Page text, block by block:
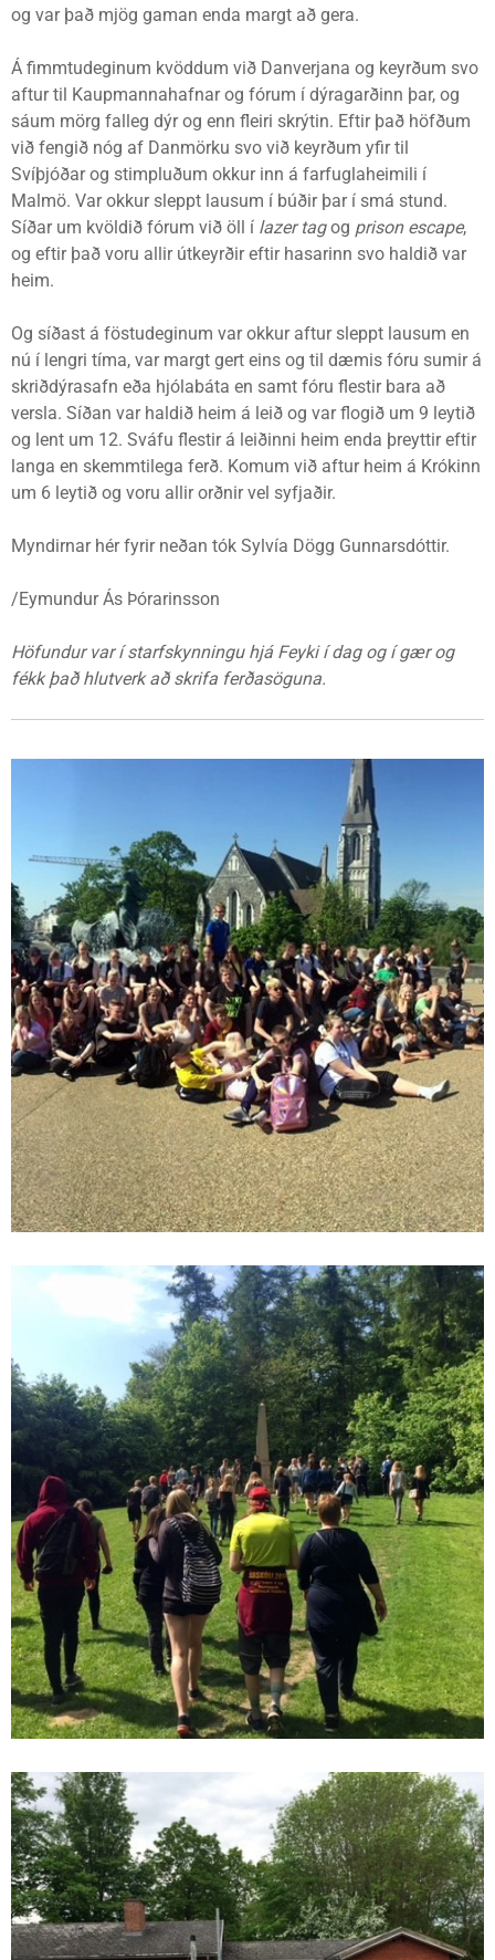
og var það mjög gaman enda margt að gera.
Á fimmtudeginum kvöddum við Danverjana og keyrðum svo
aftur til Kaupmannahafnar og fórum í dýragarðinn þar, og
sáum mörg falleg dýr og enn fleiri skrýtin. Eftir það höfðum
við fengið nóg af Danmörku svo við keyrðum yfir til
Svíþjóðar og stimpluðum okkur inn á farfuglaheimili í
Malmö. Var okkur sleppt lausum í búðir þar í smá stund.
Síðar um kvöldið fórum við öll í lazer tagog prison escape,
og eftir það voru allir útkeyrðir eftir hasarinn svo haldið var
heim.
Og síðast á föstudeginum var okkur aftur sleppt lausum en
nú í lengri tíma, var margt gert eins og til dæmis fóru sumir á
skriðdýrasafn eða hjólabáta en samt fóru flestir bara að
versla. Síðan var haldið heim á leið og var flogið um 9 leytið
og lent um 12. Sváfu flestir á leiðinni heim enda þreyttir eftir
langa en skemmtilega ferð. Komum við aftur heim á Krókinn
um 6 leytið og voru allir orðnir vel syfjaðir.
Myndirnar hér fyrir neðan tók Sylvía Dögg Gunnarsdóttir.
/Eymundur Ás Þórarinsson
Höfundur var í starfskynningu hjá Feyki í dag og í gær og
fékk það hlutverk að skrifa ferðasöguna.